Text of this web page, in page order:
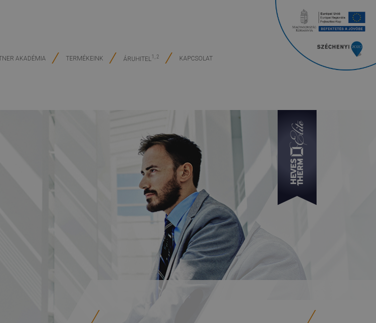
AKADÉMIA TERMÉKEINK ÁRUHITEL1, 2 KAPCSOLAT